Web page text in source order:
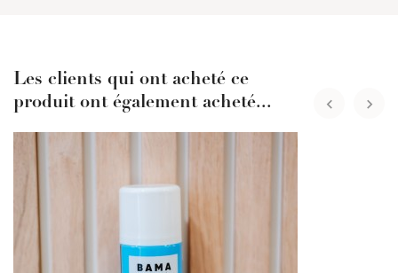
Les clients qui ont acheté ce
produit ont également acheté...